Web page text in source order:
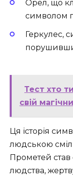
Орел, що
символом
Геркулес,
Тест хто
свій
Ця історія
людською
Прометей
людства,